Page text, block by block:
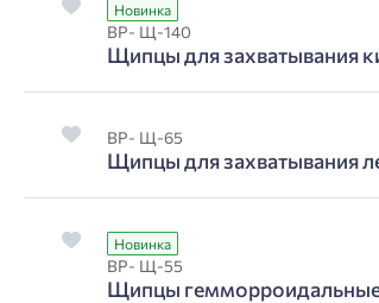
Новинка
ВР- Щ-140
Щипцы для захватывания
ВР- Щ-65
Щипцы для захватывания
Новинка
ВР- Щ-55
Щипцы